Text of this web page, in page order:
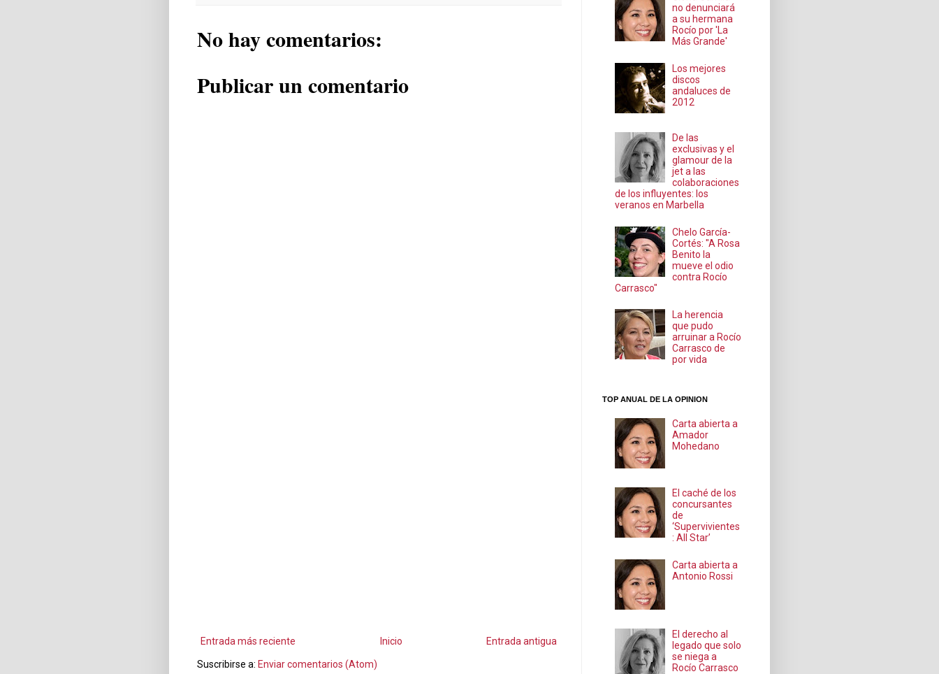
No hay comentarios:
Publicar un comentario
Entrada más reciente Entrada antigua
Inicio
Suscribirse a: Enviar comentarios (Atom)
no denunciará
a su hermana
Rocío por 'La
Más Grande'
Los mejores
discos
andaluces de
2012
De las
exclusivas y el
glamour de la
jet a las
colaboraciones
de los influyentes: los
veranos en Marbella
Chelo García-
Cortés: "A Rosa
Benito la
mueve el odio
contra Rocío
Carrasco"
La herencia
que pudo
arruinar a Rocío
Carrasco de
por vida
TOP ANUAL DE LA OPINION
Carta abierta a
Amador
Mohedano
El caché de los
concursantes
de
‘Supervivientes
: All Star’
Carta abierta a
Antonio Rossi
El derecho al
legado que solo
se niega a
Rocío Carrasco